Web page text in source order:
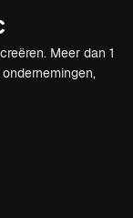
Meer dan 1